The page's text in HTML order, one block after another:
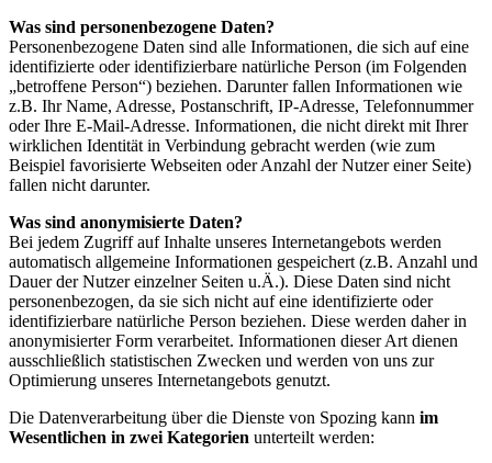
Was sind personenbezogene Daten?
Personenbezogene Daten sind alle Informationen, die sich auf eine
identifizierte oder identifizierbare natürliche Person (im Folgenden
„betroffene Person“) beziehen. Darunter fallen Informationen wie
z.B. Ihr Name, Adresse, Postanschrift, IP-Adresse, Telefonnummer
oder Ihre E-Mail-Adresse. Informationen, die nicht direkt mit Ihrer
wirklichen Identität in Verbindung gebracht werden (wie zum
Beispiel favorisierte Webseiten oder Anzahl der Nutzer einer Seite)
fallen nicht darunter.
Was sind anonymisierte Daten?
Bei jedem Zugriff auf Inhalte unseres Internetangebots werden
automatisch allgemeine Informationen gespeichert (z.B. Anzahl und
Dauer der Nutzer einzelner Seiten u.Ä.). Diese Daten sind nicht
personenbezogen, da sie sich nicht auf eine identifizierte oder
identifizierbare natürliche Person beziehen. Diese werden daher in
anonymisierter Form verarbeitet. Informationen dieser Art dienen
ausschließlich statistischen Zwecken und werden von uns zur
Optimierung unseres Internetangebots genutzt.
Die Datenverarbeitung über die Dienste von Spozing kann im
Wesentlichen in zwei Kategorien unterteilt werden: